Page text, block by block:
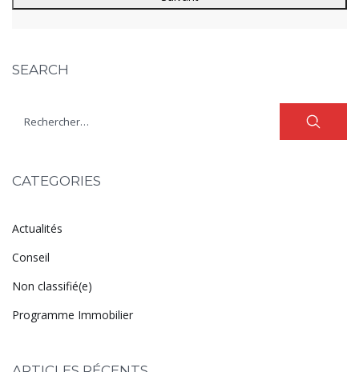
SEARCH
CATEGORIES
Actualités
Conseil
Non classifié(e)
Programme Immobilier